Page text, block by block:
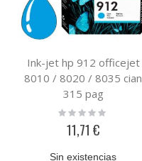
Ink-jet hp 912 officejet
8010 / 8020 / 8035 cian
315 pag
Rating:
11,71 €
Sin existencias